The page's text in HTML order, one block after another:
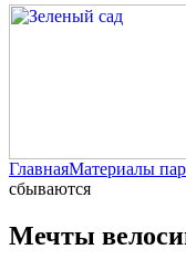
ГлавнаяМатериалы
сбываются
Мечты